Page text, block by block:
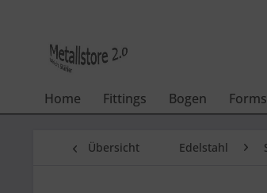
Home Fittings Bogen
Übersicht Edelstahl